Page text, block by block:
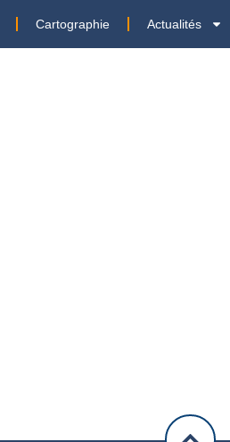
Cartographie Actualités